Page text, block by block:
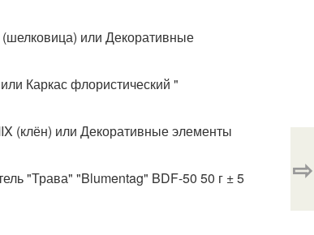
или Декоративные
Каркас флористический "
(клён) или Декоративные элементы
"Трава" "Blumentag" BDF-50 50 г ± 5
⇨